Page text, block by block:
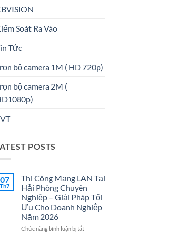
Soát Ra Vào
Tức
bộ camera 1M ( HD 720p)
bộ camera 2M (
POSTS
07
Th7
Thi Công Mạng LAN Tại
Hải Phòng Chuyên
Nghiệp – Giải Pháp Tối
Ưu Cho Doanh Nghiệp
Năm 2026
Chức năng bình luận bị tắtở